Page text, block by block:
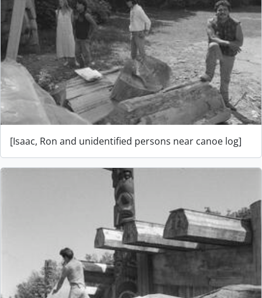
[Isaac, Ron and unidentified persons near canoe log]